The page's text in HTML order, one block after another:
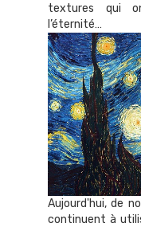
textures qui
l’éternité…
Aujourd'hui, de
continuent à